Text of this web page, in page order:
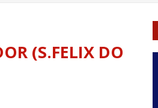
(S.FELIX DO